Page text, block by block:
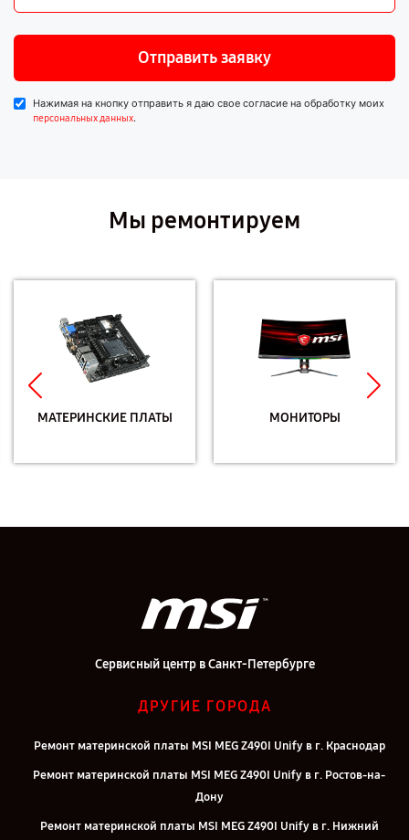
Отправить заявку
Нажимая на кнопку отправить я даю свое согласие на обработку моих
персональных данных.
Мы ремонтируем
МАТЕРИНСКИЕ ПЛАТЫ МОНИТОРЫ
Сервисный центр в Санкт-Петербурге
ДРУГИЕ ГОРОДА
Ремонт материнской платы MSI MEG Z490I Unify в г. Краснодар
Ремонт материнской платы MSI MEG Z490I Unify в г. Ростов-на-
Дону
Ремонт материнской платы MSI MEG Z490I Unify в г. Нижний